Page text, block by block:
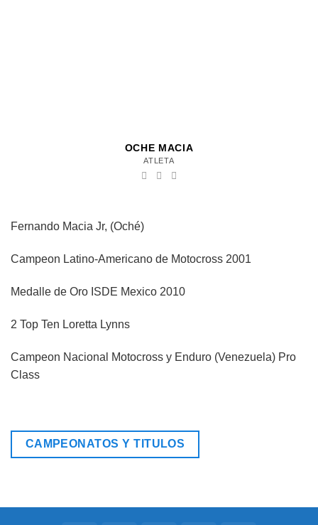
OCHE MACIA
ATLETA
Fernando Macia Jr, (Oché)
Campeon Latino-Americano de Motocross 2001
Medalle de Oro ISDE Mexico 2010
2 Top Ten Loretta Lynns
Campeon Nacional Motocross y Enduro (Venezuela) Pro
Class
CAMPEONATOS Y TITULOS